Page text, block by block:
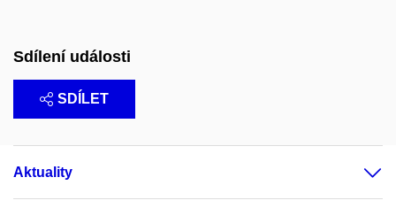
Sdílení události
SDÍLET
Aktuality